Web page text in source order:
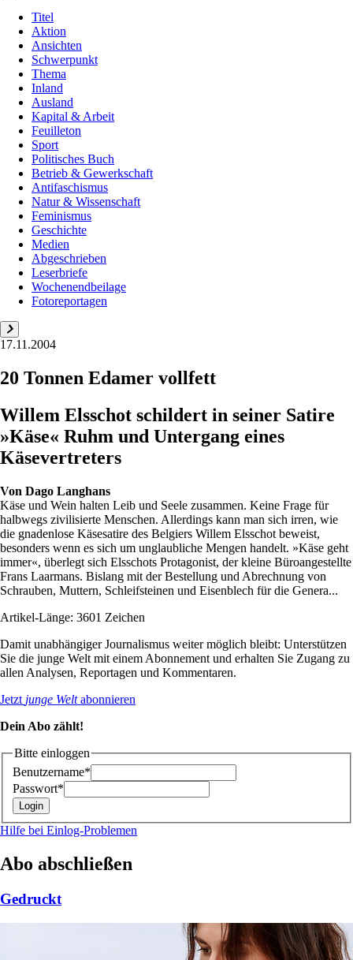
Titel
Aktion
Ansichten
Schwerpunkt
Thema
Inland
Ausland
Kapital & Arbeit
Feuilleton
Sport
Politisches Buch
Betrieb & Gewerkschaft
Antifaschismus
Natur & Wissenschaft
Feminismus
Geschichte
Medien
Abgeschrieben
Leserbriefe
Wochenendbeilage
Fotoreportagen
17.11.2004
20 Tonnen Edamer vollfett
Willem Elsschot schildert in seiner Satire
»Käse« Ruhm und Untergang eines
Käsevertreters
Von Dago Langhans
Käse und Wein halten Leib und Seele zusammen. Keine Frage für
halbwegs zivilisierte Menschen. Allerdings kann man sich irren, wie
die gnadenlose Käsesatire des Belgiers Willem Elsschot beweist,
besonders wenn es sich um unglaubliche Mengen handelt. »Käse geht
immer«, überlegt sich Elsschots Protagonist, der kleine Büroangestellte
Frans Laarmans. Bislang mit der Bestellung und Abrechnung von
Schrauben, Muttern, Schleifsteinen und Eisenblech für die Genera...
Artikel-Länge: 3601 Zeichen
Damit unabhängiger Journalismus weiter möglich bleibt: Unterstützen
Sie die junge Welt mit einem Abonnement und erhalten Sie Zugang zu
allen Analysen, Reportagen und Kommentaren.
Jetzt junge Weltabonnieren
Dein Abo zählt!
Bitte einloggen
Benutzername*
Passwort*
Hilfe bei Einlog-Problemen
Abo abschließen
Gedruckt